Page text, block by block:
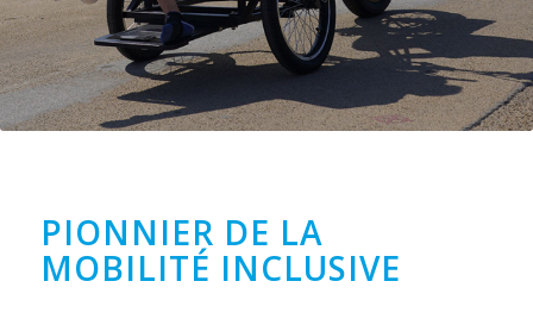
PIONNIER DE LA
MOBILITÉ INCLUSIVE